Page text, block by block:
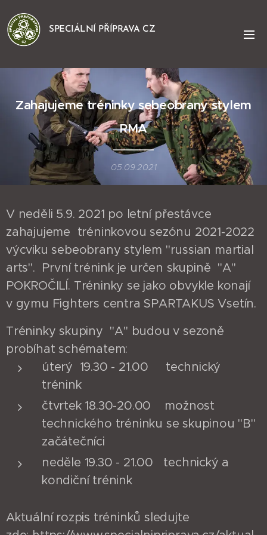
SPECIÁLNÍ PŘÍPRAVA CZ
Zahajujeme tréninky sebeobrany stylem
RMA
05.09.2021
V neděli 5.9. 2021 po letní přestávce
zahajujeme tréninkovou sezónu 2021-2022
výcviku sebeobrany stylem "russian martial
arts". První trénink je určen skupině "A"
POKROČILÍ. Tréninky se jako obvykle konají
v gymu Fighters centra SPARTAKUS Vsetín.
Tréninky skupiny "A" budou v sezoně
probíhat schématem:
úterý 19.30 - 21.00 technický
trénink
čtvrtek 18.30-20.00 možnost
technického tréninku se skupinou "B"
začátečníci
neděle 19.30 - 21.00 technický a
kondiční trénink
Aktuální rozpis tréninků sledujte